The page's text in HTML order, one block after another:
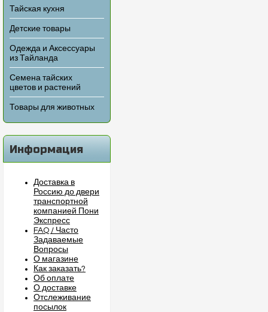
Тайская кухня
Детские товары
Одежда и Аксессуары
из Тайланда
Семена тайских
цветов и растений
Товары для животных
Информация
Доставка в
Россию до двери
транспортной
компанией Пони
Экспресс
FAQ / Часто
Задаваемые
Вопросы
О магазине
Как заказать?
Об оплате
О доставке
Отслеживание
посылок